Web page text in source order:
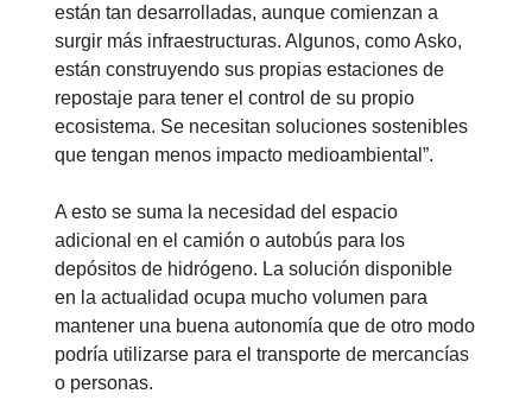
están tan desarrolladas, aunque comienzan a
surgir más infraestructuras. Algunos, como Asko,
están construyendo sus propias estaciones de
repostaje para tener el control de su propio
ecosistema. Se necesitan soluciones sostenibles
que tengan menos impacto medioambiental”.
A esto se suma la necesidad del espacio
adicional en el camión o autobús para los
depósitos de hidrógeno. La solución disponible
en la actualidad ocupa mucho volumen para
mantener una buena autonomía que de otro modo
podría utilizarse para el transporte de mercancías
o personas.
Electrificación
La sostenibilidad es una de las principales prioridades
en Scania y la electrificación es una parte integral
para hacer que el transporte sea sostenible. La
electrificación se está produciendo rápidamente y
Scania ha elaborado una hoja de ruta de